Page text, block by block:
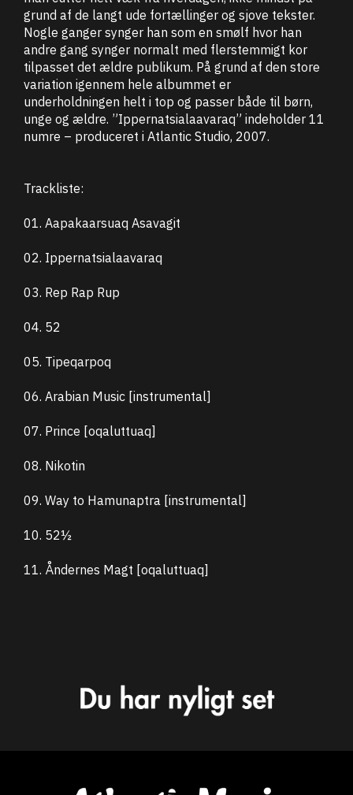
grund af de langt ude fortællinger og sjove tekster.
Nogle ganger synger han som en smølf hvor han
andre gang synger normalt med flerstemmigt kor
tilpasset det ældre publikum. På grund af den store
variation igennem hele albummet er
underholdningen helt i top og passer både til børn,
unge og ældre. ”Ippernatsialaavaraq” indeholder 11
numre – produceret i Atlantic Studio, 2007.
Trackliste:
01. Aapakaarsuaq Asavagit
02. Ippernatsialaavaraq
03. Rep Rap Rup
04. 52
05. Tipeqarpoq
06. Arabian Music [instrumental]
07. Prince [oqaluttuaq]
08. Nikotin
09. Way to Hamunaptra [instrumental]
10. 52½
11. Åndernes Magt [oqaluttuaq]